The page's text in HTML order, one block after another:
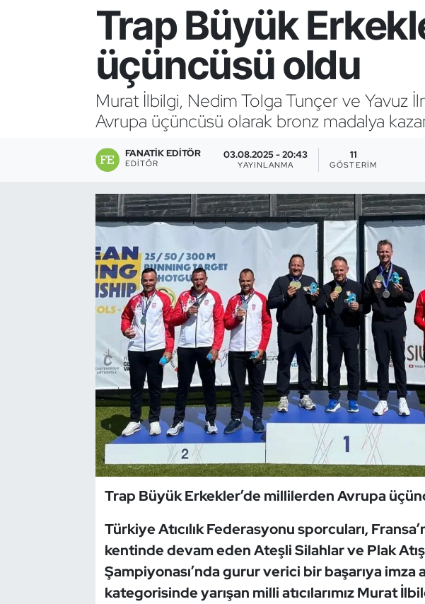
Trap Büyük
üçüncüsü oldu
Murat İlbilgi, Nedim Tolga Tunçer ve Yavuz
Avrupa üçüncüsü olarak bronz madalya
FANATIK EDITÖR
EDITÖR
03.08.2025 - 20:43
YAYINLANMA
11
GÖSTERIM
Trap Büyük Erkekler’de millilerden Avrupa
Türkiye Atıcılık Federasyonu sporcuları,
kentinde devam edenAteşli Silahlar ve Plak
Şampiyonası’nda gurur verici bir başarıya imza
kategorisinde yarışan milli atıcılarımız Murat
Bocce Bowling Dart
Buz Hokeyi
Buz Pateni
Çim Hokeyi
Cimnastik
Dans Sporları
Dövüş Sanatı